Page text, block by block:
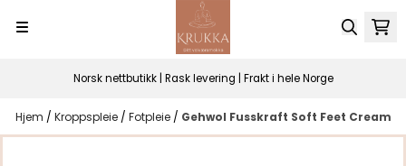
Norsk nettbutikk | Rask levering | Frakt i hele Norge
Hjem / Kroppspleie / Fotpleie / Gehwol Fusskraft Soft Feet Cream